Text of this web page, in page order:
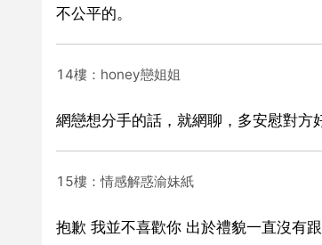
不公平的。
14樓：honey戀姐姐
網戀想分手的話，就網聊，多安慰對方
15樓：情感解惑渝妹紙
抱歉 我並不喜歡你 出於禮貌一直沒有